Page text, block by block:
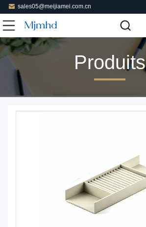
sales05@meijiamei.com.cn
Produits